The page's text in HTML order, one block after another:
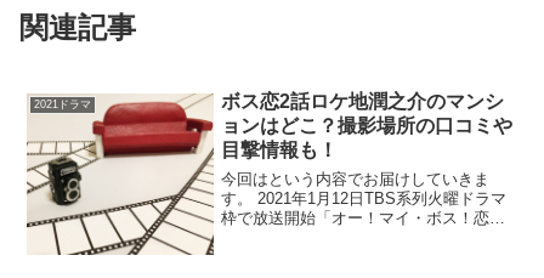
関連記事
2021ドラマ
ボス恋2話ロケ地潤之介のマンシ
ョンはどこ？撮影場所の口コミや
目撃情報も！
今回はという内容でお届けしていきま
す。 2021年1月12日TBS系列火曜ドラマ
枠で放送開始「オー！マイ・ボス！恋は